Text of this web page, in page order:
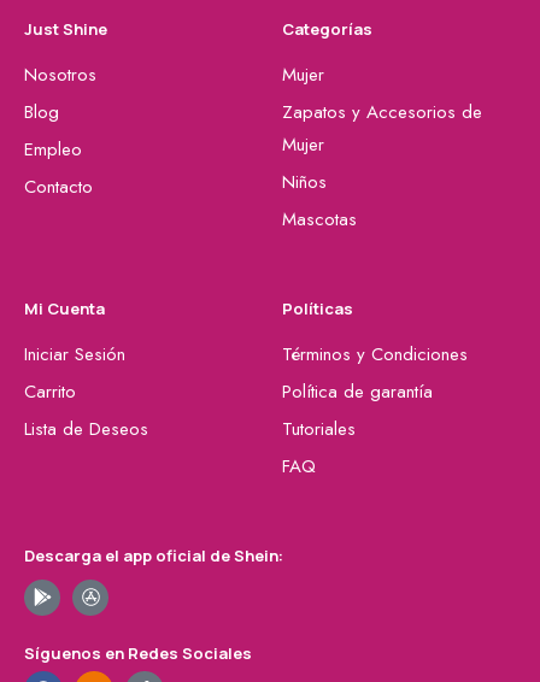
Just Shine
Nosotros
Blog
Empleo
Contacto
Categorías
Mujer
Zapatos y Accesorios de
Mujer
Niños
Mascotas
Mi Cuenta
Iniciar Sesión
Carrito
Lista de Deseos
Políticas
Términos y Condiciones
Política de garantía
Tutoriales
FAQ
Descarga el app oficial de Shein:
Síguenos en Redes Sociales